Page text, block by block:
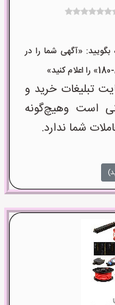
«آگهی شما را در
تبلیغات خرید و
است وهیچ‌گونه
شما ندارد.